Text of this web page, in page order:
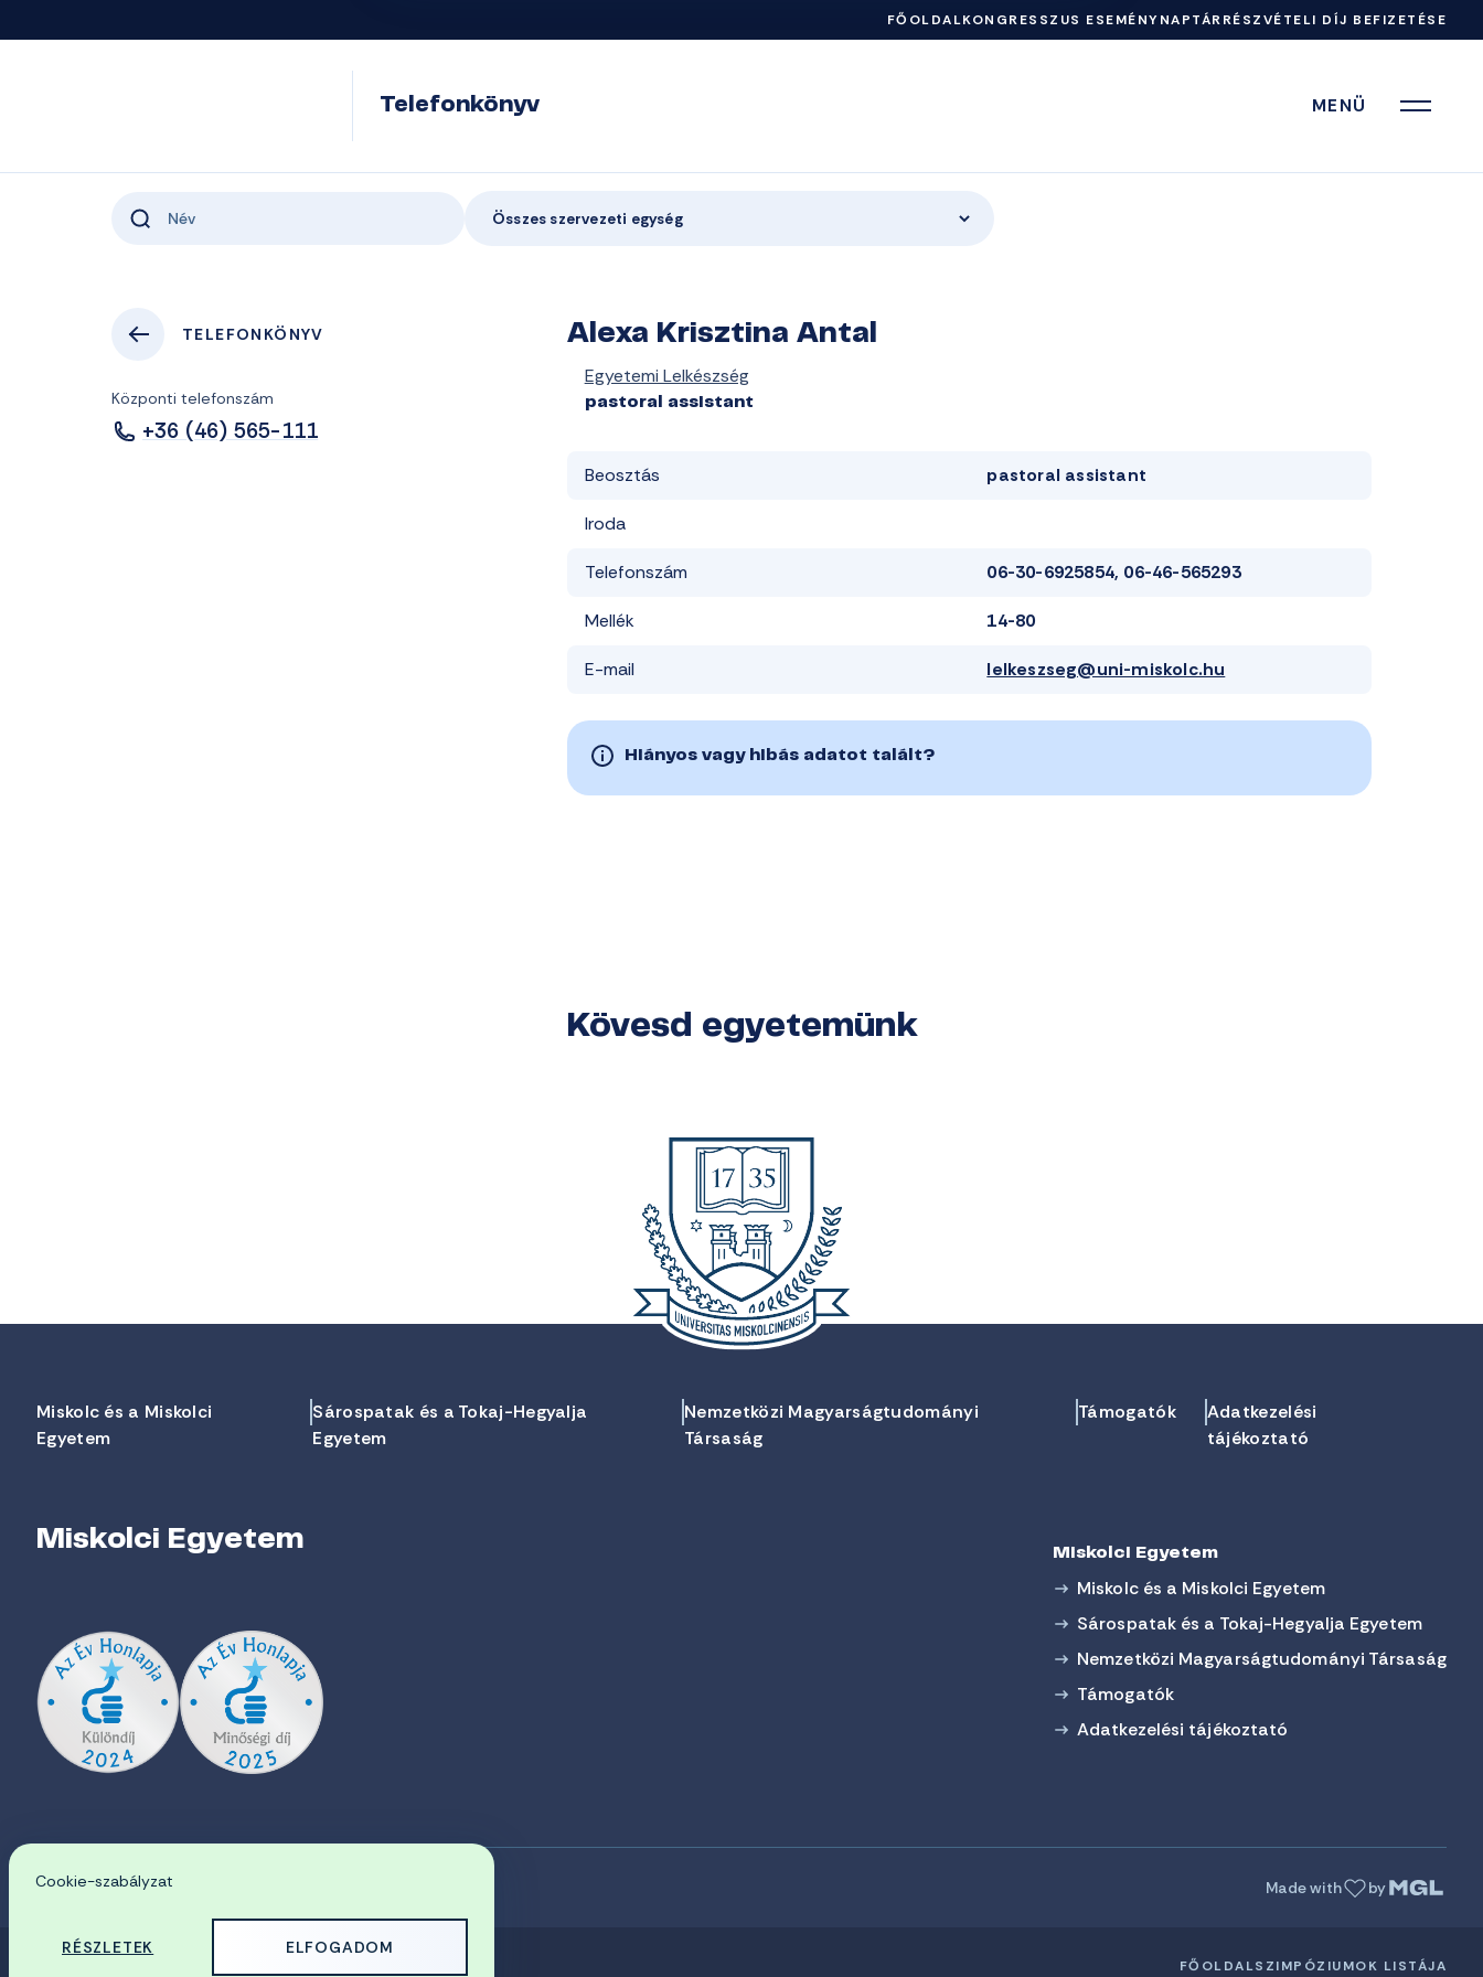
FŐOLDALKONGRESSZUS ESEMÉNYNAPTÁRRÉSZVÉTELI DÍJ BEFIZETÉSE
Telefonkönyv MENÜ
Összes szervezeti egység
TELEFONKÖNYV
Központi telefonszám
+36 (46) 565-111
Alexa Krisztina Antal
Egyetemi Lelkészség
pastoral assistant
Beosztás pastoral assistant
Iroda
Telefonszám 06-30-6925854, 06-46-565293
Mellék 14-80
E-mail lelkeszseg@uni-miskolc.hu
Hiányos vagy hibás adatot talált?
Kövesd egyetemünk
Miskolc és a Miskolci
Egyetem
Sárospatak és a Tokaj-Hegyalja
Egyetem
Nemzetközi Magyarságtudományi
Társaság
Támogatók
Adatkezelési
tájékoztató
Miskolci Egyetem Miskolci Egyetem
Miskolc és a Miskolci Egyetem
Sárospatak és a Tokaj-Hegyalja Egyetem
Nemzetközi Magyarságtudományi Társaság
Támogatók
Adatkezelési tájékoztató
EN Made with by
FŐOLDALSZIMPÓZIUMOK LISTÁJA
Cookie-szabályzat
RÉSZLETEK ELFOGADOM